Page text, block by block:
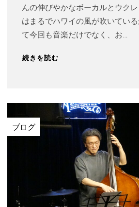
んの伸びやかなボーカルとウク
はまるでハワイの風が吹いてい
て今回も音楽だけでなく、お…
続きを読む
ブログ